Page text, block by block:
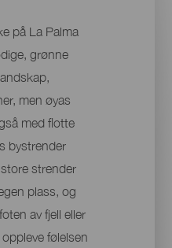
på La Palma
grønne
men øyas
med flotte
bystrender
strender
plass, og
av fjell eller
følelsen